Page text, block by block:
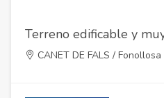
Terreno edificable y
de Fals
CANET DE FALS /